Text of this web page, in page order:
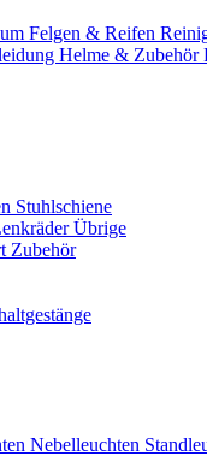
Felgen & Reifen
Helme & Zubehör
Stuhlschiene
Übrige
Zubehör
Nebelleuchten